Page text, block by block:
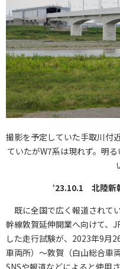
撮影を予定していた手取川付
ていたがW7系は現れず。明
’23.10.1 北陸新
既に全国で広く報道されて
幹線敦賀延伸開業へ向けて、
した走行試験が、2023年9月
車両所）～敦賀（白山総合車